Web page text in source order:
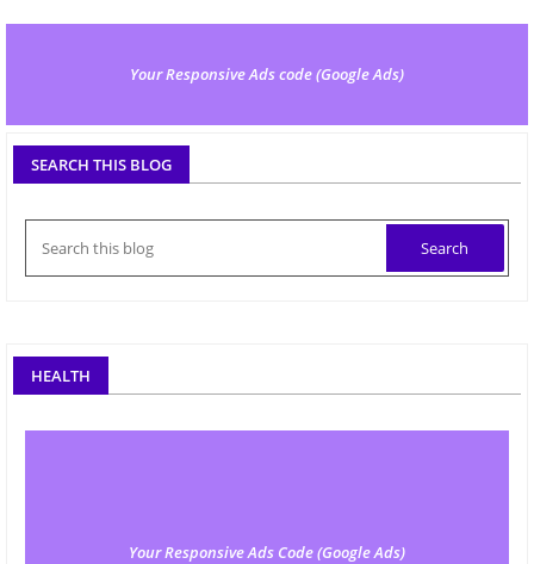
Your Responsive Ads code (Google Ads)
SEARCH THIS BLOG
HEALTH
Your Responsive Ads Code (Google Ads)